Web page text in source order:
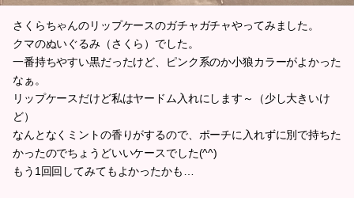
さくらちゃんのリップケースのガチャガチャやってみました。
クマのぬいぐるみ（さくら）でした。
一番持ちやすい黒だったけど、ピンク系のか小狼カラーがよかった
なぁ。
リップケースだけど私はヤードム入れにします～（少し大きいけ
ど）
なんとなくミントの香りがするので、ポーチに入れずに別で持ちた
かったのでちょうどいいケースでした(^^)
もう1回回してみてもよかったかも…